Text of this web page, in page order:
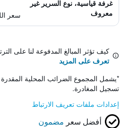
غرفة قياسية، نوع السرير غير
معروف
سعر
كيف تؤثر المبالغ المدفوعة لنا على
تعرف على المزيد
*يشمل المجموع الضرائب المحلية
تسجيل المغادرة.
إعدادات ملفات تعريف الارتباط
أفضل سعر مضمون